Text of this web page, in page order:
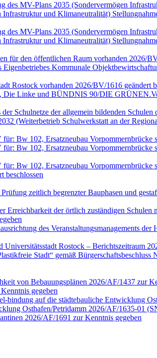
des MV-Plans 2035 (Sondervermögen
und Klimaneutralität)
des MV-Plans 2035 (Sondervermögen
und Klimaneutralität)
für den öffentlichen Raum vorhanden 2026/
Kommunale
Rostock vorhanden 2026/BV/1616
Die Linke und BÜNDNIS 90/DIE
Schulnetze der allgemein bildenden
(Weiterbetrieb Schulwerkstatt an der
Bw 102, Ersatzneubau
Bw 102, Ersatzneubau
Bw 102, Ersatzneubau
beschlossen
zeitlich begrenzter Bauphasen und
Erreichbarkeit der örtlich zuständigen
des Veranstaltungsmanagements
Rostock – Berichtszeitraum
Stadt“ gemäß
von Bebauungsplänen 2026/AF/1437 zur
gegeben
auf die städtebauliche Entwicklung
Osthafen/Petridamm 2026/AF/1635-01
2026/AF/1691 zur Kenntnis gegeben